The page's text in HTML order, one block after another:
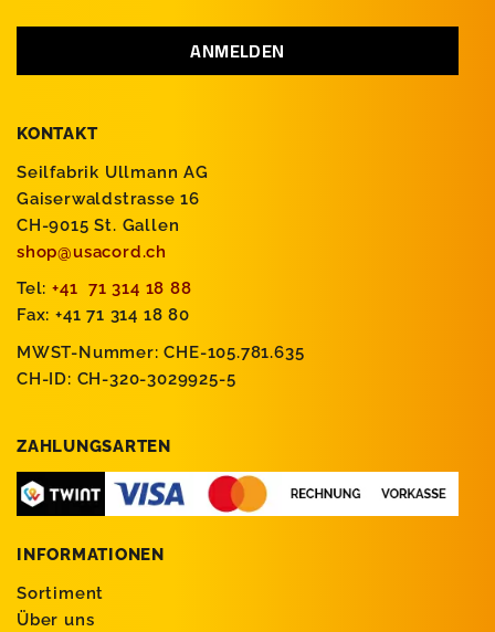
KONTAKT
Seilfabrik Ullmann AG
Gaiserwaldstrasse 16
CH-9015 St. Gallen
shop@usacord.ch
Tel: +41 71 314 18 88
Fax: +41 71 314 18 80
MWST-Nummer: CHE-105.781.635
CH-ID: CH-320-3029925-5
ZAHLUNGSARTEN
INFORMATIONEN
Sortiment
Über uns